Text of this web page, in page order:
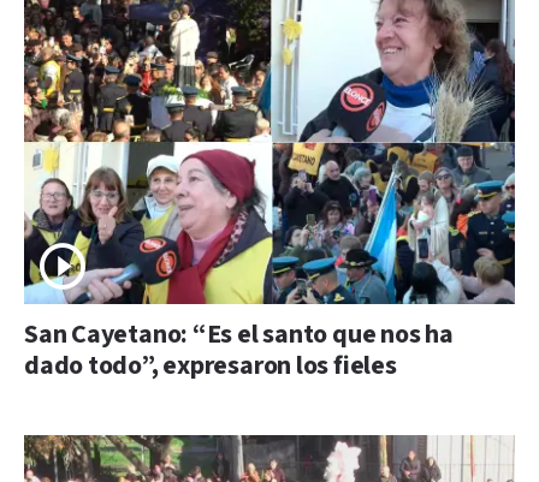
San Cayetano: “Es el santo que nos ha
dado todo”, expresaron los fieles